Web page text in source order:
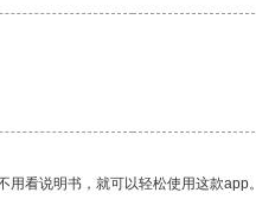
看说明书，就可以轻松使用这款app。